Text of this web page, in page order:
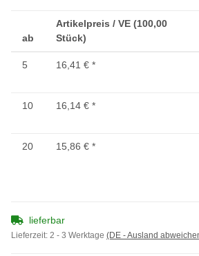
ab
Artikelpreis / VE (100,00
Stück)
5 16,41 € *
10 16,14 € *
20 15,86 € *
lieferbar
Lieferzeit: 2 - 3 Werktage (DE - Ausland